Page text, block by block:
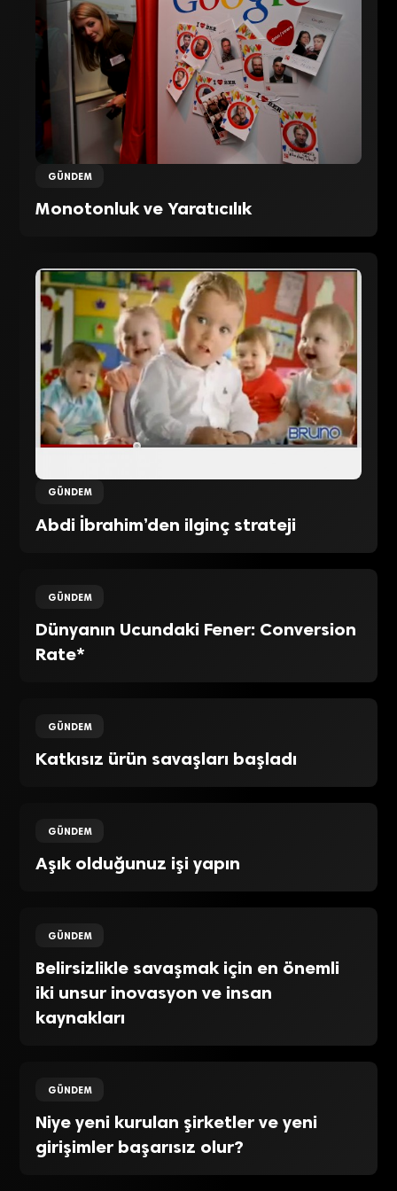
GÜNDEM
Monotonluk ve Yaratıcılık
GÜNDEM
Abdi İbrahim’den ilginç strateji
GÜNDEM
Dünyanın Ucundaki Fener: Conversion
Rate*
GÜNDEM
Katkısız ürün savaşları başladı
GÜNDEM
Aşık olduğunuz işi yapın
GÜNDEM
Belirsizlikle savaşmak için en önemli
iki unsur inovasyon ve insan
kaynakları
GÜNDEM
Niye yeni kurulan şirketler ve yeni
girişimler başarısız olur?